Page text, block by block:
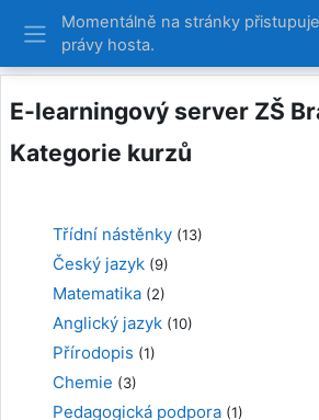
Přejít k hlavnímu obsahu
Boční panel
Momentálně na stránky
právy hosta.
E-learningový server ZŠ
Kategorie kurzů
Třídní nástěnky (13)
Český jazyk (9)
Matematika (2)
Anglický jazyk (10)
Přírodopis (1)
Chemie (3)
Pedagogická podpora (1)